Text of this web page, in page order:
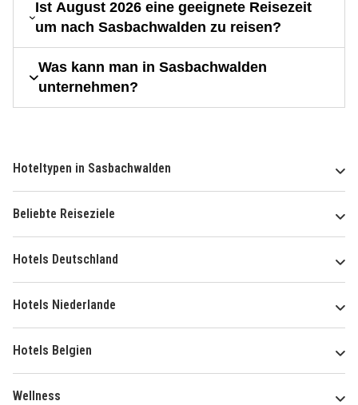
Ist August 2026 eine geeignete Reisezeit
um nach Sasbachwalden zu reisen?
Was kann man in Sasbachwalden
unternehmen?
Hoteltypen in Sasbachwalden
Beliebte Reiseziele
Hotels Deutschland
Hotels Niederlande
Hotels Belgien
Wellness